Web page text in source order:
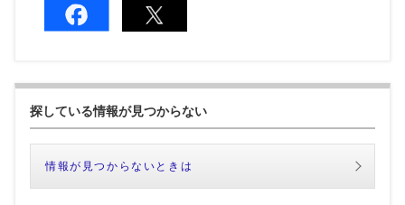
探している情報が見つからない
情報が見つからないときは